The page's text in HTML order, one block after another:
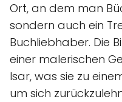
Ort, an dem man
sondern auch ein
Buchliebhaber. Die
einer malerischen
Isar, was sie zu
um sich